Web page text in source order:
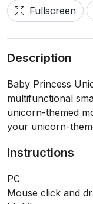
Fullscreen
Description
Baby Princess
multifunctional
unicorn-themed
your unicorn-
Instructions
PC
Mouse click and